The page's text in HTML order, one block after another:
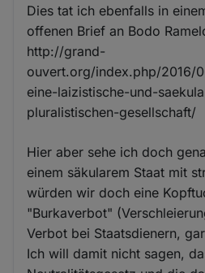
Dies tat ich ebenfalls in
offenen Brief an Bodo
http://grand-
ouvert.org/index.php/2016/
eine-laizistische-und-
pluralistischen-gesellschaft/
Hier aber sehe ich doch
einem säkularem Staat mit
würden wir doch eine
"Burkaverbot"
Verbot bei Staatsdienern,
Ich will damit nicht sagen,